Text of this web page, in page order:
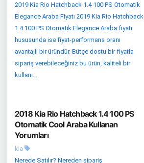
2019 Kia Rio Hatchback 1.4 100 PS Otomatik
Elegance Araba Fiyatı 2019 Kia Rio Hatchback
1.4 100 PS Otomatik Elegance Araba fiyatı
hususunda ise fiyat-performans oranı
avantajlı bir üründür. Bütçe dostu bir fiyatla
sipariş verebileceğiniz bu ürün, kaliteli bir
kullanı...
2018 Kia Rio Hatchback 1.4 100 PS
Otomatik Cool Araba Kullanan
Yorumları
kia
Nerede Satılır? Nereden sipariş